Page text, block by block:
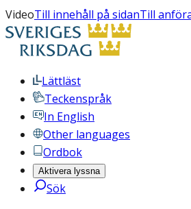
VideoTill innehåll på sidanTill
Lättläst
Teckenspråk
In English
Other languages
Ordbok
Aktivera lyssna
Sök